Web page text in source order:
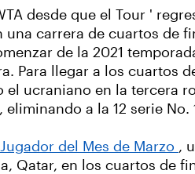
desde que el Tour '
carrera de cuartos de
de la 2021
Para llegar a los cuartos
ucraniano en la tercera
a la 12 serie No.
del Mes de Marzo ,
en los cuartos de